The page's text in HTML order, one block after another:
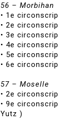
56 – Morbihan
• 1e
• 2e
• 3e
• 4e
• 5e
• 6e
57 – Moselle
• 2e
• 9e
Yutz )